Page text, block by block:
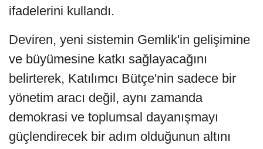
ifadelerini kullandı.
Deviren, yeni sistemin Gemlik'in gelişimine
ve büyümesine katkı sağlayacağını
belirterek, Katılımcı Bütçe'nin sadece bir
yönetim aracı değil, aynı zamanda
demokrasi ve toplumsal dayanışmayı
güçlendirecek bir adım olduğunun altını